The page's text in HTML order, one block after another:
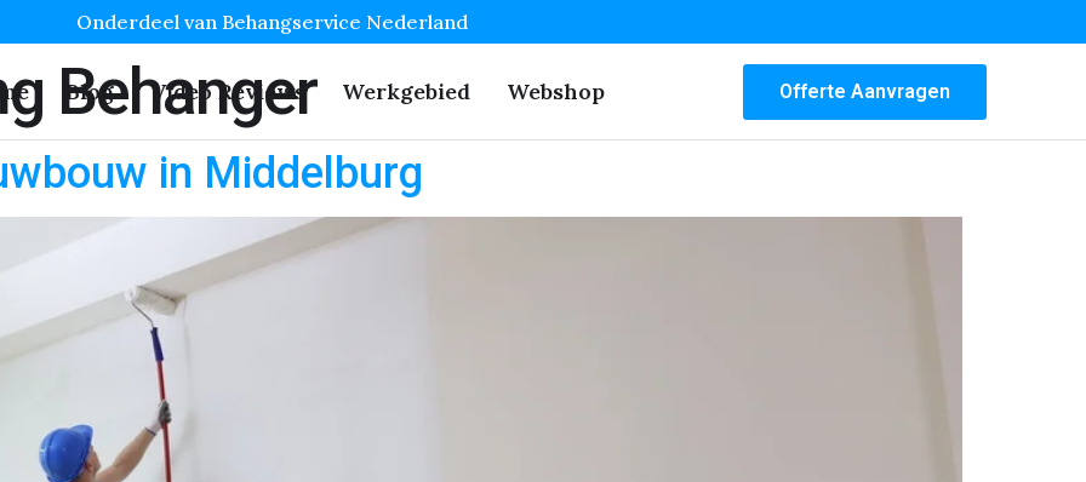
Onderdeel van Behangservice Nederland
Blog Video Reviews Werkgebied Webshop Offerte Aanvragen
Behanger
in Middelburg